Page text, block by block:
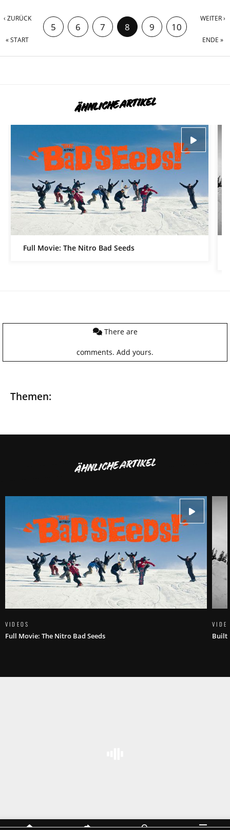
‹ ZURÜCK
« START
5 6 7 8 9 10
WEITER ›
ENDE »
ÄHNLICHE ARTIKEL
Full Movie: The Nitro Bad Seeds
There are
comments. Add yours.
Themen:
ÄHNLICHE ARTIKEL
VIDEOS
Full Movie: The Nitro Bad Seeds Built